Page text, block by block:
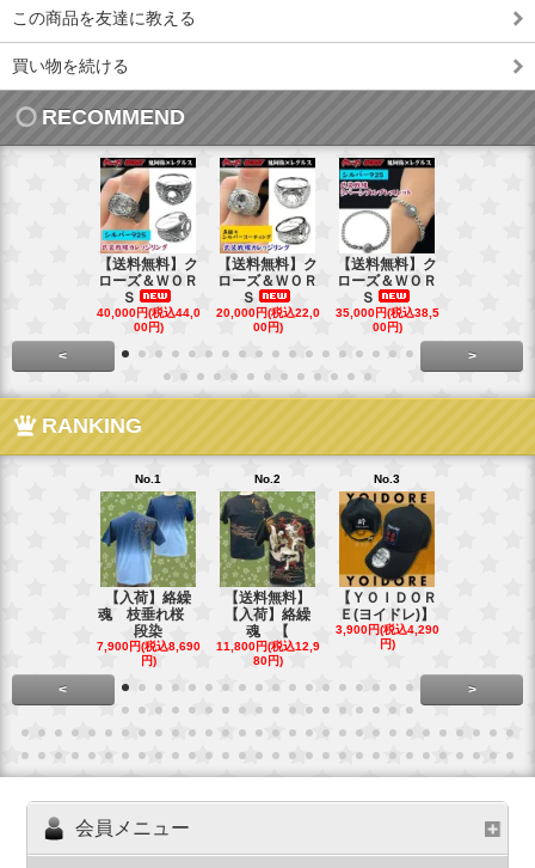
この商品を友達に教える
買い物を続ける
RECOMMEND
【送料無料】ク
ローズ＆ＷＯＲ
Ｓ
40,000円(税込44,0
00円)
【送料無料】ク
ローズ＆ＷＯＲ
Ｓ
20,000円(税込22,0
00円)
【送料無料】ク
ローズ＆ＷＯＲ
Ｓ
35,000円(税込38,5
00円)
< >
RANKING
No.1
【入荷】絡繰
魂 枝垂れ桜
段染
7,900円(税込8,690
円)
No.2
【送料無料】
【入荷】絡繰
魂 【
11,800円(税込12,9
80円)
No.3
【ＹＯＩＤＯＲ
Ｅ(ヨイドレ)】
3,900円(税込4,290
円)
< >
会員メニュー